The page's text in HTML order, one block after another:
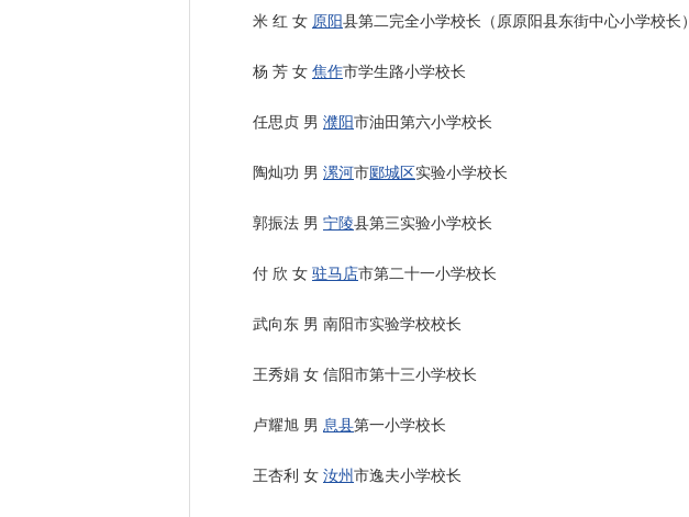
米 红 女 原阳县第二完全小学校长（原原阳县东街中心小学校长）
杨 芳 女 焦作市学生路小学校长
任思贞 男 濮阳市油田第六小学校长
陶灿功 男 漯河市郾城区实验小学校长
郭振法 男 宁陵县第三实验小学校长
付 欣 女 驻马店市第二十一小学校长
武向东 男 南阳市实验学校校长
王秀娟 女 信阳市第十三小学校长
卢耀旭 男 息县第一小学校长
王杏利 女 汝州市逸夫小学校长